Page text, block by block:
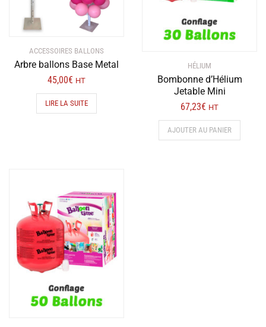
ACCESSOIRES BALLONS
Arbre ballons Base Metal
45,00€ HT
LIRE LA SUITE
HÉLIUM
Bombonne d’Hélium
Jetable Mini
67,23€ HT
AJOUTER AU PANIER